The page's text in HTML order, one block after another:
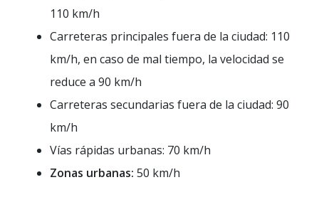
110 km/h
Carreteras principales fuera de la ciudad: 110
km/h, en caso de mal tiempo, la velocidad se
reduce a 90 km/h
Carreteras secundarias fuera de la ciudad: 90
km/h
Vías rápidas urbanas: 70 km/h
Zonas urbanas: 50 km/h